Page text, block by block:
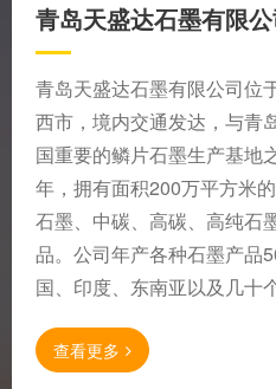
青岛天盛达石墨有限
青岛天盛达石墨有限公司位
西市，境内交通发达，与青
国重要的鳞片石墨生产基地
年，拥有面积200万平方米
石墨、中碳、高碳、高纯石
品。公司年产各种石墨产品
国、印度、东南亚以及几十
查看更多